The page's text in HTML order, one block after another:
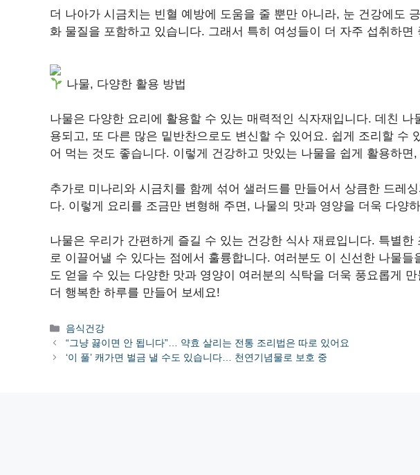
더 나아가 시금치는 빈혈 예방에 도움을 줄 뿐만 아니라, 눈 건강에도
화 물질을 포함하고 있습니다. 그래서 특히 여성들이 더 자주 섭취하면
나물, 다양한 활용 방법
나물은 다양한 요리에 활용할 수 있는 매력적인 식자재입니다. 데친
용되고, 또 다른 많은 밑반찬으로도 변신할 수 있어요. 쉽게 조리할 수
어 먹는 것도 좋습니다. 이렇게 건강하고 맛있는 나물을 쉽게 활용하
추가로 미나리와 시금치를 함께 섞어 샐러드를 만들어서 상큼한 드레
다. 이렇게 요리를 조금만 변형해 주면, 나물의 맛과 영양을 더욱 다양
나물은 우리가 간편하게 즐길 수 있는 건강한 식사 재료입니다. 특별
로 이끌어낼 수 있다는 점에서 훌륭합니다. 여러분도 이 신선한 나물들
도 얻을 수 있는 다양한 맛과 영양이 여러분의 식탁을 더욱 풍요롭게
더 행복한 하루를 만들어 보세요!
카
테
고
음식건강
“그냥 끓이면 안 됩니다”… 약효 살리는 전통 조리법은 따로 있어요
‘이 풀’ 캐가면 벌금 낼 수도 있습니다… 천연기념물로 보호 중